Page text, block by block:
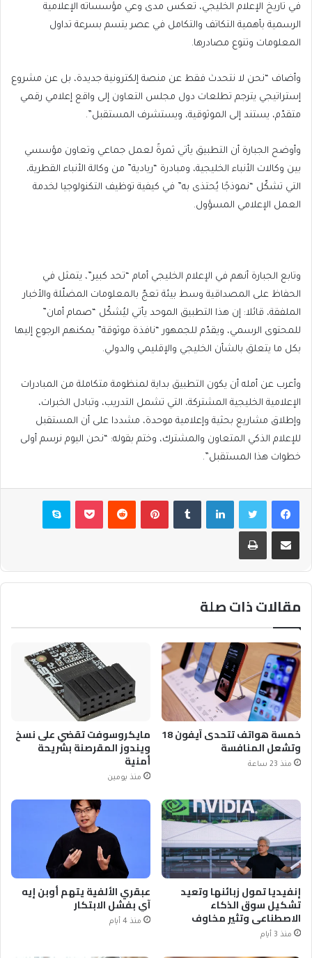
في تاريخ الإعلام الخليجي، تعكس مدى وعي مؤسساته الإعلامية
الرسمية بأهمية التكاتف والتكامل في عصر يتسم بسرعة تداول
المعلومات وتنوع مصادرها.
وأضاف “نحن لا نتحدث فقط عن منصة إلكترونية جديدة، بل عن مشروع
إستراتيجي يترجم تطلعات دول مجلس التعاون إلى واقع إعلامي رقمي
متقدّم، يستند إلى الموثوقية، ويستشرف المستقبل”.
وأوضح الجبارة أن التطبيق يأتي ثمرةً لعمل جماعي وتعاون مؤسسي
بين وكالات الأنباء الخليجية، ومبادرة “ريادية” من وكالة الأنباء القطرية،
التي تشكّل “نموذجًا يُحتذى به” في كيفية توظيف التكنولوجيا لخدمة
العمل الإعلامي المسؤول.
وتابع الجبارة أنهم في الإعلام الخليجي أمام “تحد كبير”، يتمثل في
الحفاظ على المصداقية وسط بيئة تعجّ بالمعلومات المضلّلة والأخبار
الملفقة، قائلا: إن هذا التطبيق الموحد يأتي ليُشكّل “صمام أمان”
للمحتوى الرسمي، ويقدّم للجمهور “نافذة موثوقة” يمكنهم الرجوع إليها
بكل ما يتعلق بالشأن الخليجي والإقليمي والدولي.
وأعرب عن أمله أن يكون التطبيق بداية لمنظومة متكاملة من المبادرات
الإعلامية الخليجية المشتركة، التي تشمل التدريب، وتبادل الخبرات،
وإطلاق مشاريع بحثية وإعلامية موحدة، مشددا على أن المستقبل
للإعلام الذكي المتعاون والمشترك، وختم بقوله: “نحن اليوم نرسم أولى
خطوات هذا المستقبل”.
فيسبوكتويتر لينكدإن بينتيريست بوكيت سكايب
مشاركة عبر البريد طباعة
مقالات ذات صلة
خمسة هواتف تتحدى آيفون 18
وتشعل المنافسة
منذ 23 ساعة
مايكروسوفت تقضي على نسخ
ويندوز المقرصنة بشريحة
أمنية
منذ يومين
إنفيديا تمول زبائنها وتعيد
تشكيل سوق الذكاء
الاصطناعي وتثير مخاوف
منذ 3 أيام
عبقري الألفية يتهم أوبن إيه
آي بفشل الابتكار
منذ 4 أيام